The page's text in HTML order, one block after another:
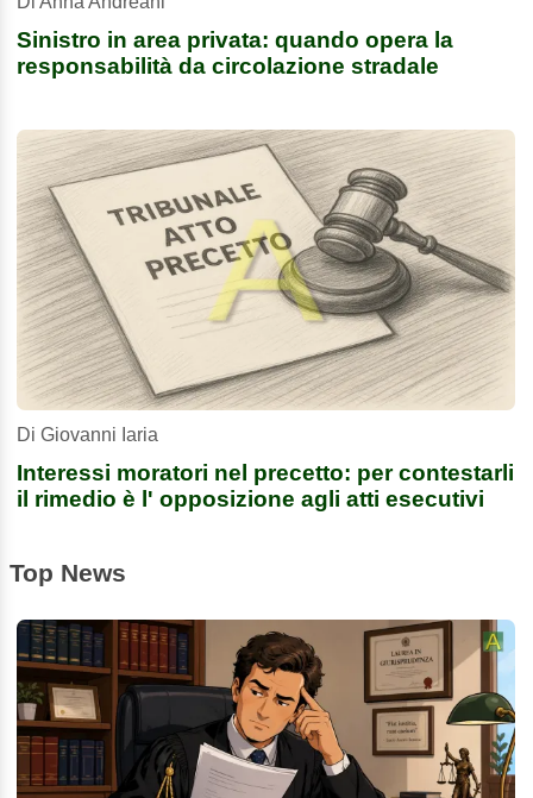
Sinistro in area privata: quando opera la
responsabilità da circolazione stradale
Di Giovanni Iaria
Interessi moratori nel precetto: per contestarli
il rimedio è l' opposizione agli atti esecutivi
Top News